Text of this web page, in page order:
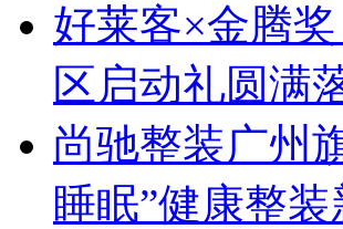
好莱客×金腾
区启动礼圆满
尚驰整装广州
睡眠”健康整